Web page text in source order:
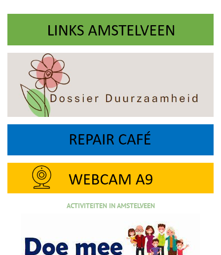
ACTIVITEITEN IN AMSTELVEEN